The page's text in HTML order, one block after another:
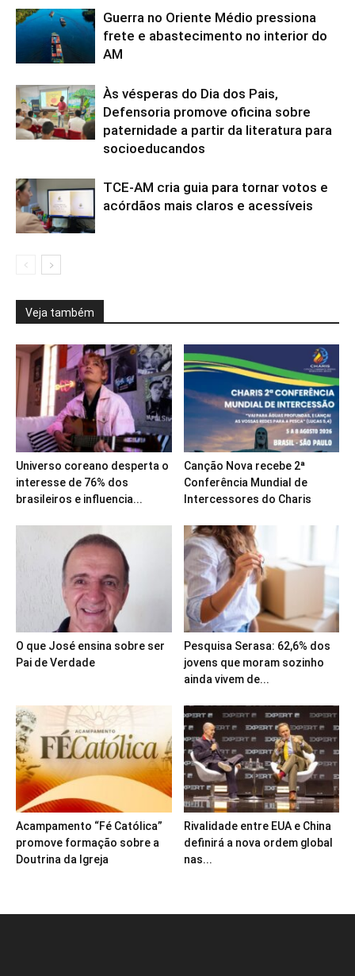
Guerra no Oriente Médio pressiona
frete e abastecimento no interior do
AM
Às vésperas do Dia dos Pais,
Defensoria promove oficina sobre
paternidade a partir da literatura para
socioeducandos
TCE-AM cria guia para tornar votos e
acórdãos mais claros e acessíveis
Veja também
Universo coreano desperta o
interesse de 76% dos
brasileiros e influencia...
Canção Nova recebe 2ª
Conferência Mundial de
Intercessores do Charis
O que José ensina sobre ser
Pai de Verdade
Pesquisa Serasa: 62,6% dos
jovens que moram sozinho
ainda vivem de...
Acampamento “Fé Católica”
promove formação sobre a
Doutrina da Igreja
Rivalidade entre EUA e China
definirá a nova ordem global
nas...